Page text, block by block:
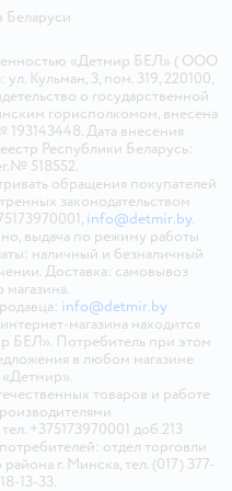
Беларуси
«Детмир БЕЛ» ( ООО
Кульман, 3, пом. 319, 220100,
о государственной
горисполкомом, внесена
193143448. Дата внесения
Республики Беларусь:
518552.
обращения покупателей
законодательством
info@detmir.by.
выдача по режиму работы
наличный и безналичный
Доставка: самовывоз
info@detmir.by
магазина находится
БЕЛ». Потребитель при этом
в любом магазине
«Детмир».
товаров и работе
+375173970001 доб.213
отдел торговли
г. Минска, тел. (017) 377-
13-33.